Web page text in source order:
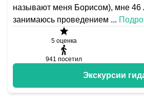
называют меня Борисом), мне 46
занимаюсь проведением ...
5оценка
941 посетил
Экскурсии